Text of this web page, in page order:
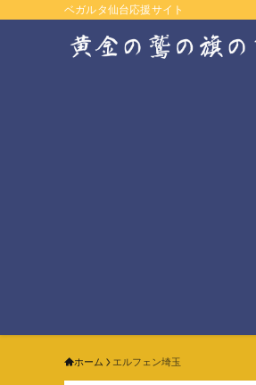
ベガルタ仙台応援サイト
ホーム エルフェン埼玉